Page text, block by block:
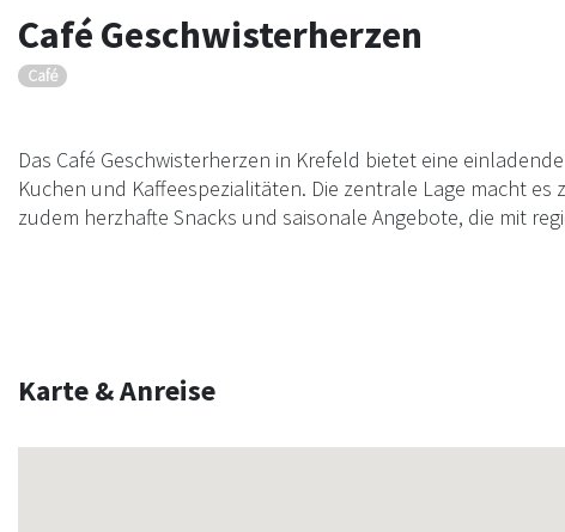
Café Geschwisterherzen
Café
Das Café Geschwisterherzen in Krefeld bietet eine
Kuchen und Kaffeespezialitäten. Die zentrale Lage macht
zudem herzhafte Snacks und saisonale Angebote, die mit
Karte & Anreise